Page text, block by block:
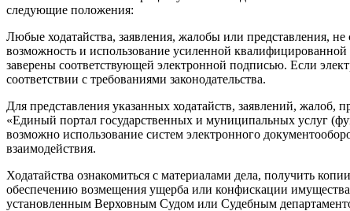
следующие положения:
Любые ходатайства, заявления, жалобы или представления,
возможность и использование усиленной
заверены соответствующей электронной подписью. Если
соответствии с требованиями законодательства.
Для представления указанных ходатайств, заявлений, жалоб,
«Единый портал государственных и муниципальных услуг
возможно использование систем электронного
взаимодействия.
Ходатайства ознакомиться с материалами дела, получить
обеспечению возмещения ущерба или конфискации
установленным Верховным Судом или Судебным